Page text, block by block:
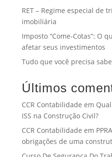
RET – Regime especial de
imobiliária
Imposto “Come-Cotas”: O
afetar seus investimentos
Tudo que você precisa
Últimos
CCR Contabilidade em
ISS na Construção Civil?
CCR Contabilidade em
obrigações de uma